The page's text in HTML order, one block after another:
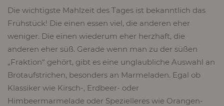
Die wichtigste Mahlzeit des Tages ist bekanntlich das
Frühstück! Die einen essen viel, die anderen eher
weniger. Die einen wiederum eher herzhaft, die
anderen eher süß. Gerade wenn man zu der süßen
„Fraktion“ gehört, gibt es eine unglaubliche Auswahl an
Brotaufstrichen, besonders an Marmeladen. Egal ob
Klassiker wie Kirsch-, Erdbeer- oder
Himbeermarmelade oder Spezielleres wie Orangen-